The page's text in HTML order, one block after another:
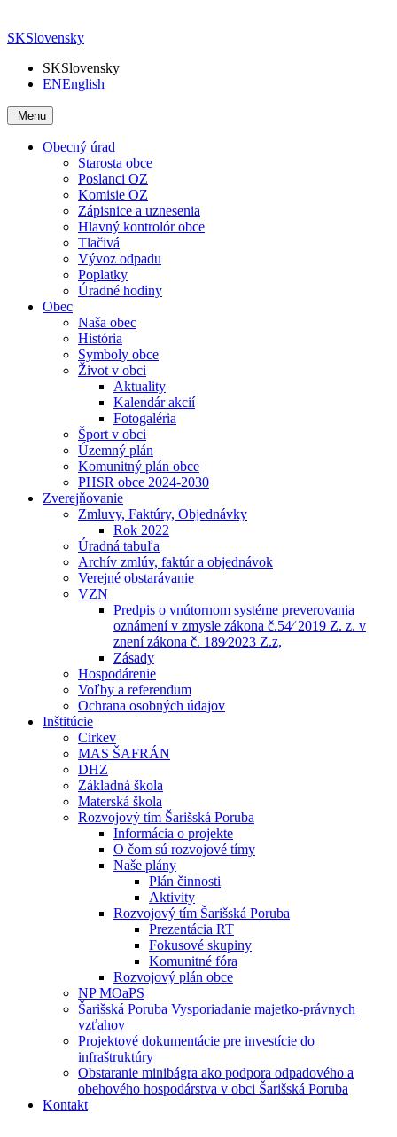
SKSlovensky
SKSlovensky
ENEnglish
Menu
Obecný úrad
Starosta obce
Poslanci OZ
Komisie OZ
Zápisnice a uznesenia
Hlavný kontrolór obce
Tlačivá
Vývoz odpadu
Poplatky
Úradné hodiny
Obec
Naša obec
História
Symboly obce
Život v obci
Aktuality
Kalendár akcií
Fotogaléria
Šport v obci
Územný plán
Komunitný plán obce
PHSR obce 2024-2030
Zverejňovanie
Zmluvy, Faktúry, Objednávky
Rok 2022
Úradná tabuľa
Archív zmlúv, faktúr a objednávok
Verejné obstarávanie
VZN
Predpis o vnútornom systéme preverovania
oznámení v zmysle zákona č.54⁄ 2019 Z. z. v
znení zákona č. 189⁄2023 Z.z,
Zásady
Hospodárenie
Voľby a referendum
Ochrana osobných údajov
Inštitúcie
Cirkev
MAS ŠAFRÁN
DHZ
Základná škola
Materská škola
Rozvojový tím Šarišská Poruba
Informácia o projekte
O čom sú rozvojové tímy
Naše plány
Plán činnosti
Aktivity
Rozvojový tím Šarišská Poruba
Prezentácia RT
Fokusové skupiny
Komunitné fóra
Rozvojový plán obce
NP MOaPS
Šarišská Poruba Vysporiadanie majetko-právnych
vzťahov
Projektové dokumentácie pre investície do
infraštruktúry
Obstaranie minibágra ako podpora odpadového a
obehového hospodárstva v obci Šarišská Poruba
Kontakt